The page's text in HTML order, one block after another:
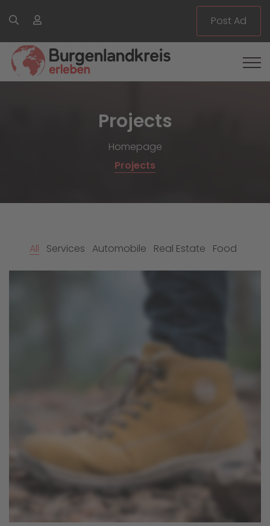
Post Ad
Projects
Homepage
Projects
All Services Automobile Real Estate Food